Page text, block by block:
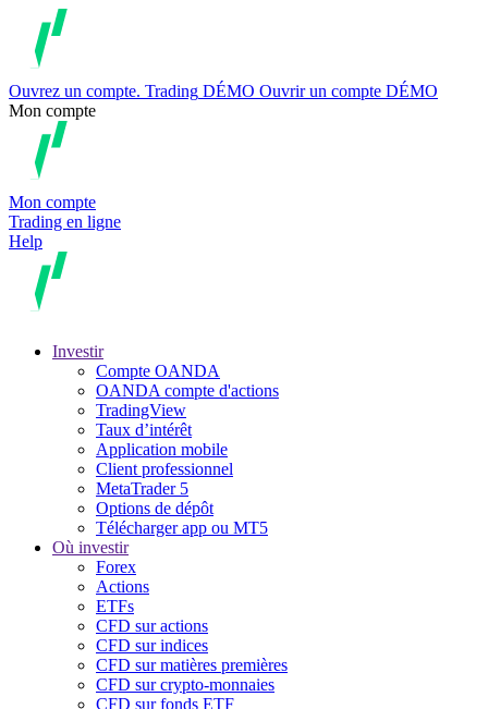
Ouvrez un compte. Trading DÉMO Ouvrir un compte DÉMO
Mon compte
Mon compte
Trading en ligne
Help
Investir
Compte OANDA
OANDA compte d'actions
TradingView
Taux d’intérêt
Application mobile
Client professionnel
MetaTrader 5
Options de dépôt
Télécharger app ou MT5
Où investir
Forex
Actions
ETFs
CFD sur actions
CFD sur indices
CFD sur matières premières
CFD sur crypto-monnaies
CFD sur fonds ETF